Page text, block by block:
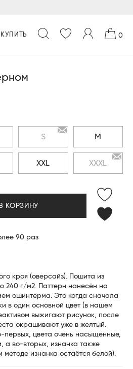
КУПИТЬ 0
S M
XXL XXXL
КОРЗИНУ
90 раз
кроя (оверсайз). Пошита из
240 г/м2. Паттерн нанесён на
ошинтерма. Это когда сначала
в один основной цвет (в нашем
выжигают рисунок, после
окрашивают уже в желтый.
первых, цвета очень насыщенные,
а во-вторых, изнанка также
изнанка остаётся белой).